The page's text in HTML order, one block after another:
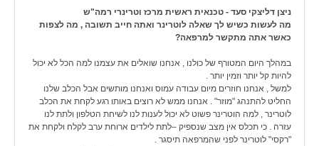
ניצן דליצקי סעד - טכנאית ראשית מרכז וטרינרי רמה"ש
מה לעשות כשיש לך שאלה לוטרינר ואתה חייב תשובה , מה לצפות
כאשר אתה מתקשר למרפאה?
במהלך היום המטורף של כולנו , אנחנו שואלים את עצמנו למה הכל לא יכול
להיות קל יותר וזמין יותר .
למשל , אנחנו חוזרים מיום עבודה עמוס ואנחנו מותשים אבל הכלב שלנו
החליט להתנהג "מוזר" . אנחנו ממש לא רוצים באותו רגע לקחת את הכלב
לוטרינר , למה הוטרינר פשוט לא יכול לענות לנו לשיחת הטלפון ולתת לנו
עזרה . כי תכלס אין מצב שנספיק –לתת לילדים ארוחת ערב לקלח ולקחת את
"רקסי" לוטרינר לפני שהמרפאה תיסגר .